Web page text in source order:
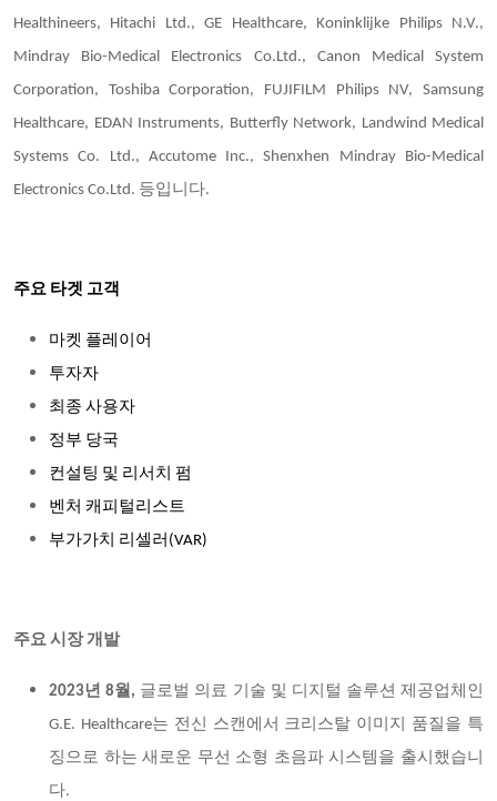
Healthineers, Hitachi Ltd., GE Healthcare, Koninklijke Philips N.V.,
Mindray Bio-Medical Electronics Co.Ltd., Canon Medical System
Corporation, Toshiba Corporation, FUJIFILM Philips NV, Samsung
Healthcare, EDAN Instruments, Butterfly Network, Landwind Medical
Systems Co. Ltd., Accutome Inc., Shenxhen Mindray Bio-Medical
Electronics Co.Ltd. 등입니다.
주요 타겟 고객
마켓 플레이어
투자자
최종 사용자
정부 당국
컨설팅 및 리서치 펌
벤처 캐피털리스트
부가가치 리셀러(VAR)
주요 시장 개발
2023년 8월, 글로벌 의료 기술 및 디지털 솔루션 제공업체인
G.E. Healthcare는 전신 스캔에서 크리스탈 이미지 품질을 특
징으로 하는 새로운 무선 소형 초음파 시스템을 출시했습니
다.